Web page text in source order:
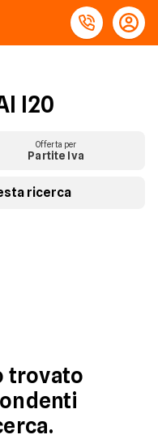
I20
Offerta per
Partite Iva
ricerca
trovato